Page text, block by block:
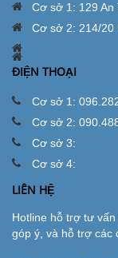
Cơ sở 1: 129
Cơ sở 2: 214/20
ĐIỆN THOẠI
Cơ sở 1:
Cơ sở 2:
Cơ sở 3:
Cơ sở 4:
LIÊN HỆ
Hotline hỗ trợ tư
góp ý, và hỗ trợ các